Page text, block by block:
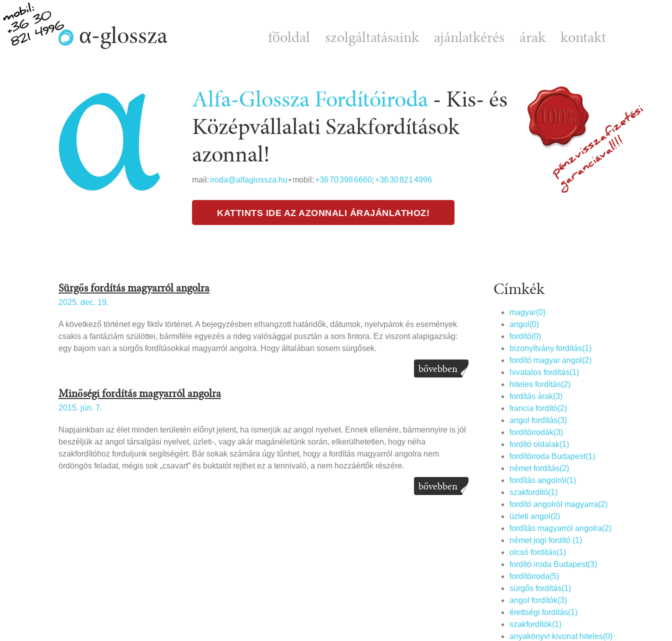
α-glossza főoldal szolgáltatásaink ajánlatkérés árak kontakt
Alfa-Glossza Fordítóiroda - Kis- és
Középvállalati Szakfordítások
azonnal!
mail: iroda@alfaglossza.hu• mobil:+36 70 398 6660;+36 30 821 4996
KATTINTS IDE AZ AZONNALI ÁRAJÁNLATHOZ!
Sürgős fordítás magyarról angolra
2025. dec. 19.
A következő történet egy fiktív történet. A bejegyzésben elhangzott határidők, dátumok, nyelvpárok és események
csakis a fantáziám szülöttei, bármiféle egyezés a rideg valósággal pusztán a sors fintora. Ez viszont alapigazság:
egy bajom van a sürgős fordításokkal magyarról angolra. Hogy általában sosem sürgősek.
bővebben
Minőségi fordítás magyarról angolra
2015. jún. 7.
Napjainkban az élet minden területén előnyt jelent, ha ismerjük az angol nyelvet. Ennek ellenére, bármennyire is jól
beszéljük az angol társalgási nyelvet, üzleti-, vagy akár magánéletünk során, elkerülhetetlen, hogy néha
szakfordítóhoz forduljunk segítségért. Bár sokak számára úgy tűnhet, hogy a fordítás magyarról angolra nem
ördöngös feladat, mégis sok „csavart” és buktatót rejthet ez a tennivaló, a nem hozzáértők részére.
bővebben
Címkék
magyar(0)
angol(0)
fordító(0)
bizonyítvány fordítás(1)
fordító magyar angol(2)
hivatalos fordítás(1)
hiteles fordítás(2)
fordítás árak(3)
francia fordító(2)
angol fordítás(3)
fordítóirodák(3)
fordító oldalak(1)
fordítóiroda Budapest(1)
német fordítás(2)
fordítás angolról(1)
szakfordító(1)
fordító angolról magyarra(2)
üzleti angol(2)
fordítás magyarról angolra(2)
német jogi fordító (1)
olcsó fordítás(1)
fordító iroda Budapest(3)
fordítóiroda(5)
sürgős fordítás(1)
angol fordítók(3)
érettségi fordítás(1)
szakfordítók(1)
anyakönyvi kivonat hiteles(0)